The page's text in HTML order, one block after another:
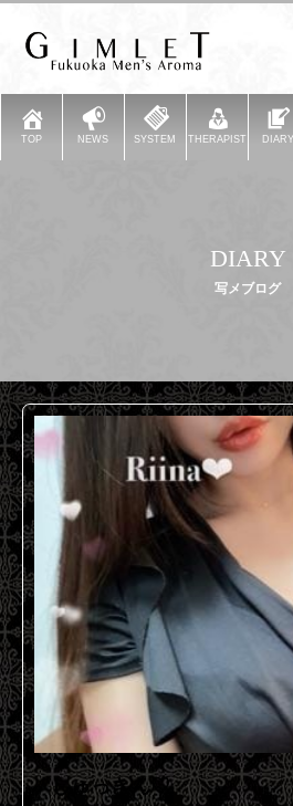
TOP NEWS SYSTEM THERAPIST DIARY
DIARY
写メブログ
しゅっきん♡